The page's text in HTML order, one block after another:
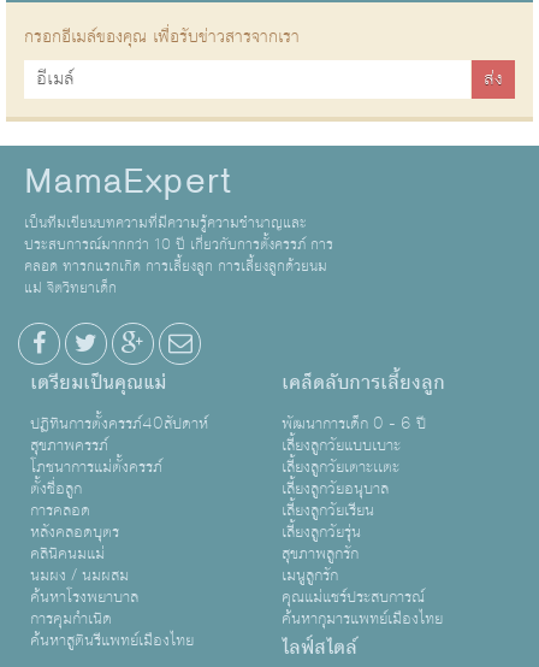
กรอกอีเมล์ของคุณ เพื่อรับข่าวสารจากเรา
MamaExpert
เป็นทีมเขียนบทความที่มีความรู้ความชำนาญและ
ประสบการณ์มากกว่า 10 ปี เกี่ยวกับการตั้งครรภ์ การ
คลอด ทารกแรกเกิด การเลี้ยงลูก การเลี้ยงลูกด้วยนม
แม่ จิตวิทยาเด็ก
เตรียมเป็นคุณแม่
ปฏิทินการตั้งครรภ์40สัปดาห์
สุขภาพครรภ์
โภชนาการแม่ตั้งครรภ์
ตั้งชื่อลูก
การคลอด
หลังคลอดบุตร
คลินิคนมแม่
นมผง / นมผสม
ค้นหาโรงพยาบาล
การคุมกำเนิด
ค้นหาสูตินรีแพทย์เมืองไทย
เคล็ดลับการเลี้ยงลูก
พัฒนาการเด็ก 0 - 6 ปี
เลี้ยงลูกวัยแบบเบาะ
เลี้ยงลูกวัยเตาะเเตะ
เลี้ยงลูกวัยอนุบาล
เลี้ยงลูกวัยเรียน
เลี้ยงลูกวัยรุ่น
สุขภาพลูกรัก
เมนูลูกรัก
คุณแม่แชร์ประสบการณ์
ค้นหากุมารแพทย์เมืองไทย
ไลฟ์สไตล์